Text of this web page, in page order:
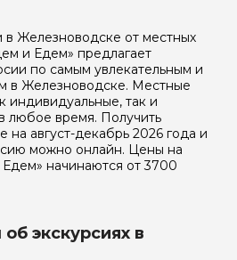
Железноводске от местных
и Едем» предлагает
по самым увлекательным и
в Железноводске. Местные
индивидуальные, так и
любое время. Получить
на август-декабрь 2026 года и
можно онлайн. Цены на
начинаются от 3700
экскурсиях в
Отправить